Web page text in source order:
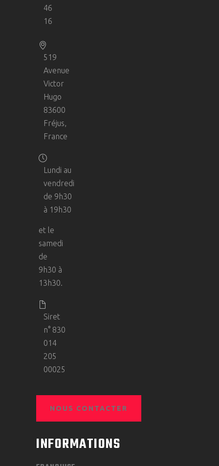
46
16
519
Avenue
Victor
Hugo
83600
Fréjus,
France
Lundi au
vendredi
de 9h30
à 19h30
et le
samedi
de
9h30 à
13h30.
Siret
n° 830
014
205
00025
NOUS CONTACTER
INFORMATIONS